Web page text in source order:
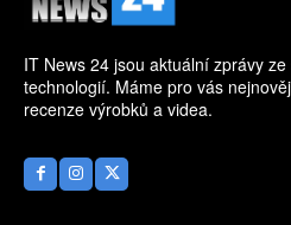
IT News 24 jsou aktuální zprávy
technologií. Máme pro vás
recenze výrobků a videa.